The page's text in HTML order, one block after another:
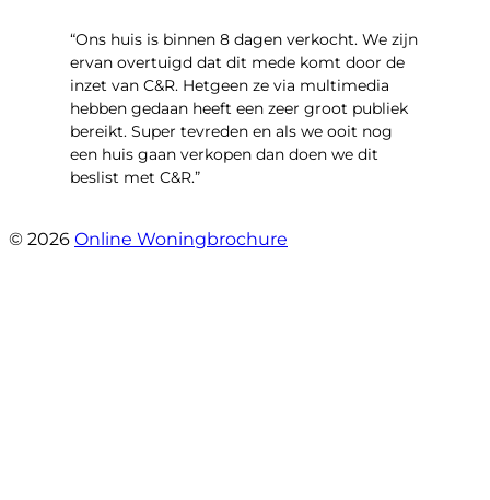
“Ons huis is binnen 8 dagen verkocht. We zijn
ervan overtuigd dat dit mede komt door de
inzet van C&R. Hetgeen ze via multimedia
hebben gedaan heeft een zeer groot publiek
bereikt. Super tevreden en als we ooit nog
een huis gaan verkopen dan doen we dit
beslist met C&R.”
© 2026 Online Woningbrochure